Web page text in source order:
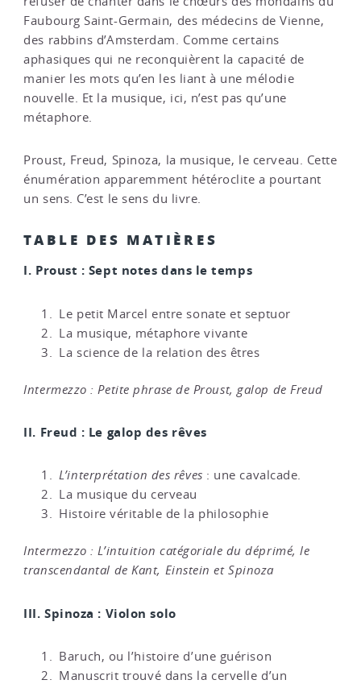
Faubourg Saint-Germain, des médecins de Vienne,
des rabbins d’Amsterdam. Comme certains
aphasiques qui ne reconquièrent la capacité de
manier les mots qu’en les liant à une mélodie
nouvelle. Et la musique, ici, n’est pas qu’une
métaphore.
Proust, Freud, Spinoza, la musique, le cerveau. Cette
énumération apparemment hétéroclite a pourtant
un sens. C’est le sens du livre.
TABLE DES MATIÈRES
I. Proust : Sept notes dans le temps
Le petit Marcel entre sonate et septuor
La musique, métaphore vivante
La science de la relation des êtres
Intermezzo : Petite phrase de Proust, galop de Freud
II. Freud : Le galop des rêves
L’interprétation des rêves : une cavalcade.
La musique du cerveau
Histoire véritable de la philosophie
Intermezzo : L’intuition catégoriale du déprimé, le
transcendantal de Kant, Einstein et Spinoza
III. Spinoza : Violon solo
Baruch, ou l’histoire d’une guérison
Manuscrit trouvé dans la cervelle d’un